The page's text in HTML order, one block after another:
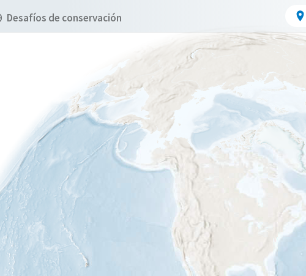
Desafíos de conservación